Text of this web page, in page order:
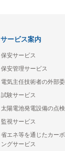
サービス案内
保安サービス
保安管理サービス
電気主任技術者の外部
試験サービス
太陽電池発電設備の点
監視サービス
省エネ等を通じたカー
ングサービス